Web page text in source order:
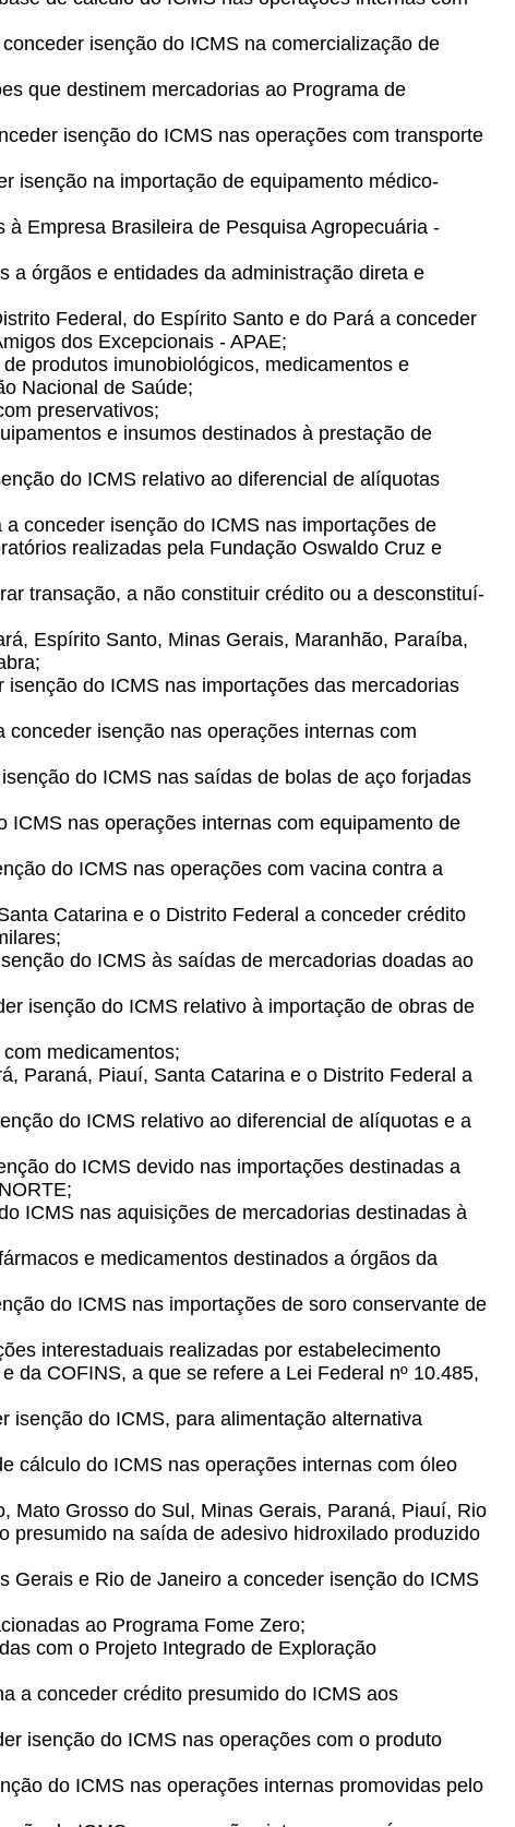
isenção do ICMS na comercialização de
que destinem mercadorias ao Programa de
isenção do ICMS nas operações com transporte
isenção na importação de equipamento médico-
Empresa Brasileira de Pesquisa Agropecuária -
a órgãos e entidades da administração direta e
Federal, do Espírito Santo e do Pará a conceder
dos Excepcionais - APAE;
produtos imunobiológicos, medicamentos e
Nacional de Saúde;
preservativos;
e insumos destinados à prestação de
do ICMS relativo ao diferencial de alíquotas
conceder isenção do ICMS nas importações de
realizadas pela Fundação Oswaldo Cruz e
transação, a não constituir crédito ou a desconstituí-
Espírito Santo, Minas Gerais, Maranhão, Paraíba,
do ICMS nas importações das mercadorias
isenção nas operações internas com
do ICMS nas saídas de bolas de aço forjadas
nas operações internas com equipamento de
do ICMS nas operações com vacina contra a
Catarina e o Distrito Federal a conceder crédito
do ICMS às saídas de mercadorias doadas ao
isenção do ICMS relativo à importação de obras de
medicamentos;
Paraná, Piauí, Santa Catarina e o Distrito Federal a
do ICMS relativo ao diferencial de alíquotas e a
do ICMS devido nas importações destinadas a
ICMS nas aquisições de mercadorias destinadas à
e medicamentos destinados a órgãos da
do ICMS nas importações de soro conservante de
interestaduais realizadas por estabelecimento
da COFINS, a que se refere a Lei Federal nº 10.485,
isenção do ICMS, para alimentação alternativa
cálculo do ICMS nas operações internas com óleo
Mato Grosso do Sul, Minas Gerais, Paraná, Piauí, Rio
presumido na saída de adesivo hidroxilado produzido
Gerais e Rio de Janeiro a conceder isenção do ICMS
ao Programa Fome Zero;
com o Projeto Integrado de Exploração
a conceder crédito presumido do ICMS aos
isenção do ICMS nas operações com o produto
do ICMS nas operações internas promovidas pelo